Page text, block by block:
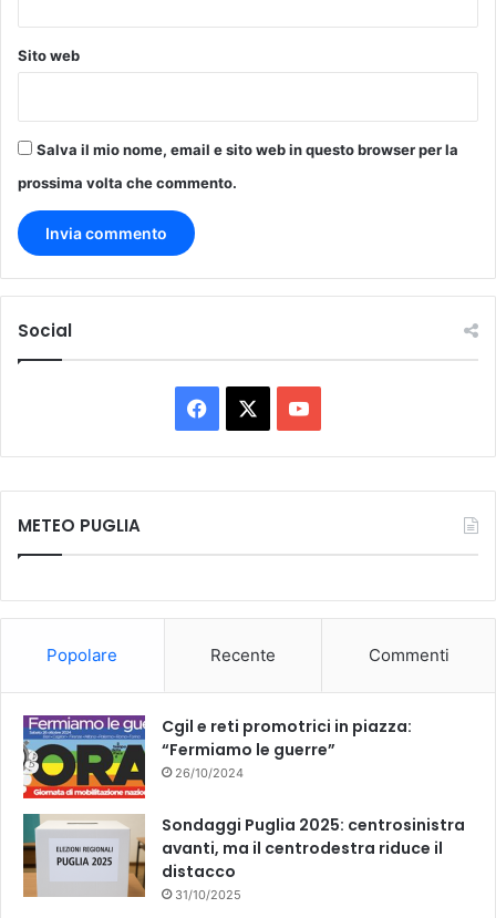
Sito web
Salva il mio nome, email e sito web in questo browser per la
prossima volta che commento.
Social
Facebook You
Tube
METEO PUGLIA
Popolare Recente Commenti
Cgil e reti promotrici in piazza:
“Fermiamo le guerre”
26/10/2024
Sondaggi Puglia 2025: centrosinistra
avanti, ma il centrodestra riduce il
distacco
31/10/2025